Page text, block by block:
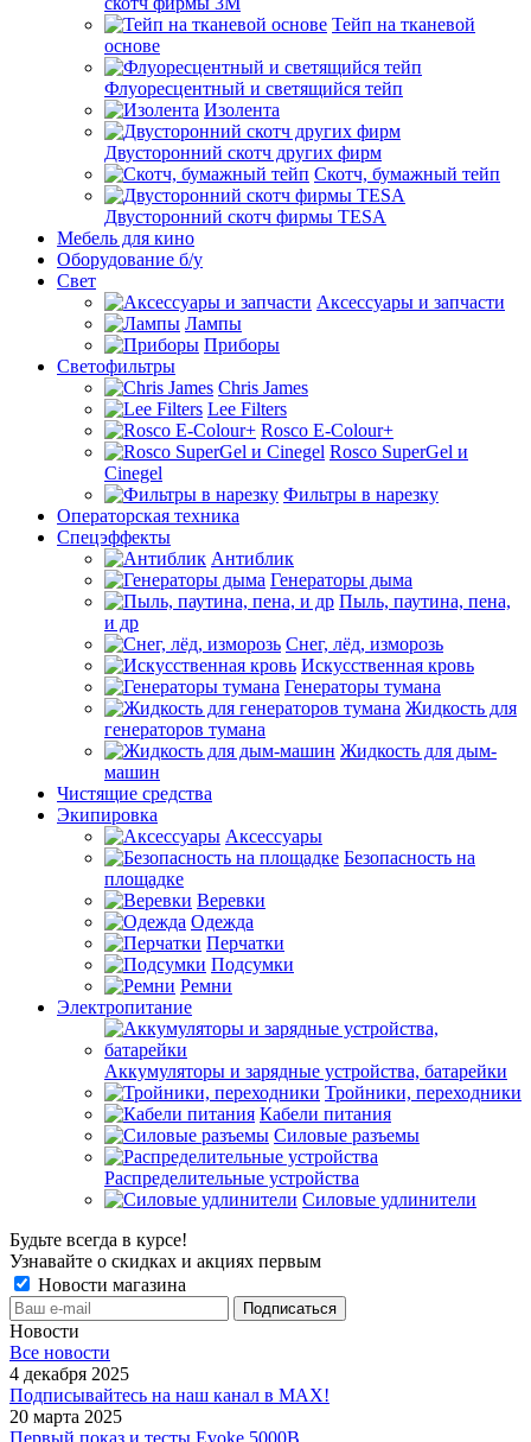
Тейп на тканевой
основе
Флуоресцентный и светящийся тейп
Изолента
Двусторонний скотч других фирм
Скотч, бумажный тейп
Двусторонний скотч фирмы TESA
Мебель для кино
Оборудование б/у
Свет
Аксессуары и запчасти
Лампы
Приборы
Светофильтры
Chris James
Lee Filters
Rosco E-Colour+
Rosco SuperGel и
Cinegel
Фильтры в нарезку
Операторская техника
Спецэффекты
Антиблик
Генераторы дыма
Пыль, паутина, пена,
и др
Снег, лёд, изморозь
Искусственная кровь
Генераторы тумана
Жидкость для
генераторов тумана
Жидкость для дым-
машин
Чистящие средства
Экипировка
Аксессуары
Безопасность на
площадке
Веревки
Одежда
Перчатки
Подсумки
Ремни
Электропитание
Аккумуляторы и зарядные устройства, батарейки
Тройники, переходники
Кабели питания
Силовые разъемы
Распределительные устройства
Силовые удлинители
Будьте всегда в курсе!
Узнавайте о скидках и акциях первым
Новости магазина
Новости
Все новости
4 декабря 2025
Подписывайтесь на наш канал в MAX!
20 марта 2025
Первый показ и тесты Evoke 5000B